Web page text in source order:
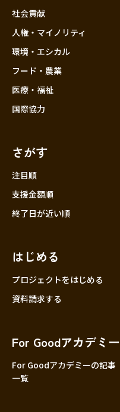
社会貢献
人権・マイノリティ
環境・エシカル
フード・農業
医療・福祉
国際協力
さがす
注目順
支援金額順
終了日が近い順
はじめる
プロジェクトをはじめる
資料請求する
For Goodアカデミー
For Goodアカデミーの記事
一覧